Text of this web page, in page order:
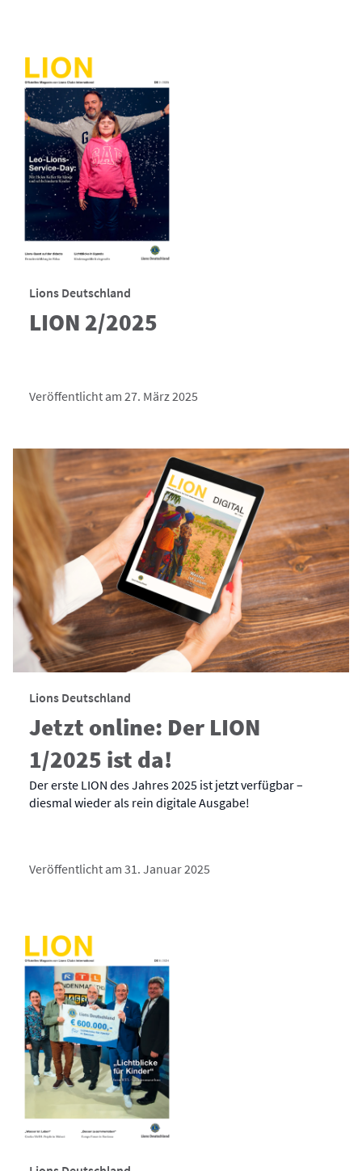
Lions Deutschland
LION 2/2025
Veröffentlicht am 27. März 2025
Lions Deutschland
Jetzt online: Der LION
1/2025 ist da!
Der erste LION des Jahres 2025 ist jetzt verfügbar –
diesmal wieder als rein digitale Ausgabe!
Veröffentlicht am 31. Januar 2025